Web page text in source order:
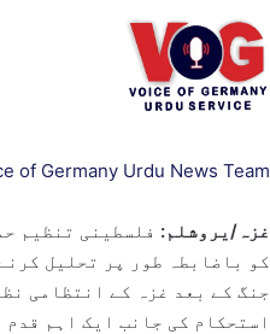
of Germany Urdu News Team
غزہ/یروشلم: فلسطینی تنظیم
کو باضابطہ طور پر تحلیل
جنگ کے بعد غزہ کے انتظامی
استحکام کی جانب ایک اہم